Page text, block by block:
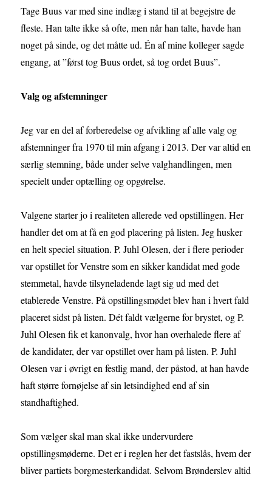
Tage Buus var med sine indlæg i stand til at begejstre de
fleste. Han talte ikke så ofte, men når han talte, havde han
noget på sinde, og det måtte ud. Én af mine kolleger sagde
engang, at ”først tog Buus ordet, så tog ordet Buus”.
Valg og afstemninger
Jeg var en del af forberedelse og afvikling af alle valg og
afstemninger fra 1970 til min afgang i 2013. Der var altid en
særlig stemning, både under selve valghandlingen, men
specielt under optælling og opgørelse.
Valgene starter jo i realiteten allerede ved opstillingen. Her
handler det om at få en god placering på listen. Jeg husker
en helt speciel situation. P. Juhl Olesen, der i flere perioder
var opstillet for Venstre som en sikker kandidat med gode
stemmetal, havde tilsyneladende lagt sig ud med det
etablerede Venstre. På opstillingsmødet blev han i hvert fald
placeret sidst på listen. Dét faldt vælgerne for brystet, og P.
Juhl Olesen fik et kanonvalg, hvor han overhalede flere af
de kandidater, der var opstillet over ham på listen. P. Juhl
Olesen var i øvrigt en festlig mand, der påstod, at han havde
haft større fornøjelse af sin letsindighed end af sin
standhaftighed.
Som vælger skal man skal ikke undervurdere
opstillingsmøderne. Det er i reglen her det fastslås, hvem der
bliver partiets borgmesterkandidat. Selvom Brønderslev altid